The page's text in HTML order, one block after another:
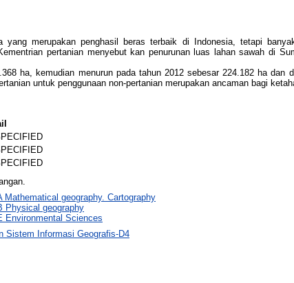
merupakan penghasil beras terbaik di Indonesia, tetapi
pertanian menyebut kan penurunan luas lahan sawah di
ha, kemudian menurun pada tahun 2012 sebesar 224.182 ha dan
untuk penggunaan non-pertanian merupakan ancaman bagi
Mathematical geography. Cartography
Physical geography
Environmental Sciences
Sistem Informasi Geografis-D4